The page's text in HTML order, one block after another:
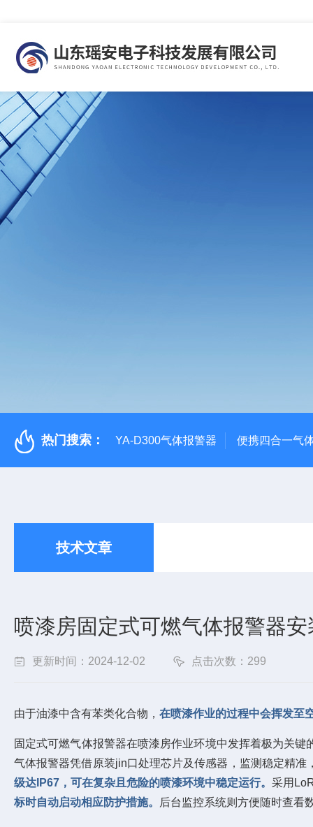
热门搜索： YA-D300气体报警器 便携四合一气
技术文章
喷漆房固定式可燃气体报警器
更新时间：2024-12-02 点击次数：299
由于油漆中含有苯类化合物， 在喷漆作业的过程中会挥发至
固定式可燃气体报警器在喷漆房作业环境中发挥着极为关
气体报警器凭借原装jin口处理芯片及传感器，监测稳定精
级达IP67，可在复杂且危险的喷漆环境中稳定运行。 采用
标时自动启动相应防护措施。
后台监控系统则方便随时查看